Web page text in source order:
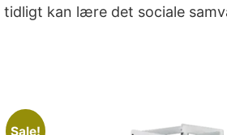
kan lære det sociale
Sale!